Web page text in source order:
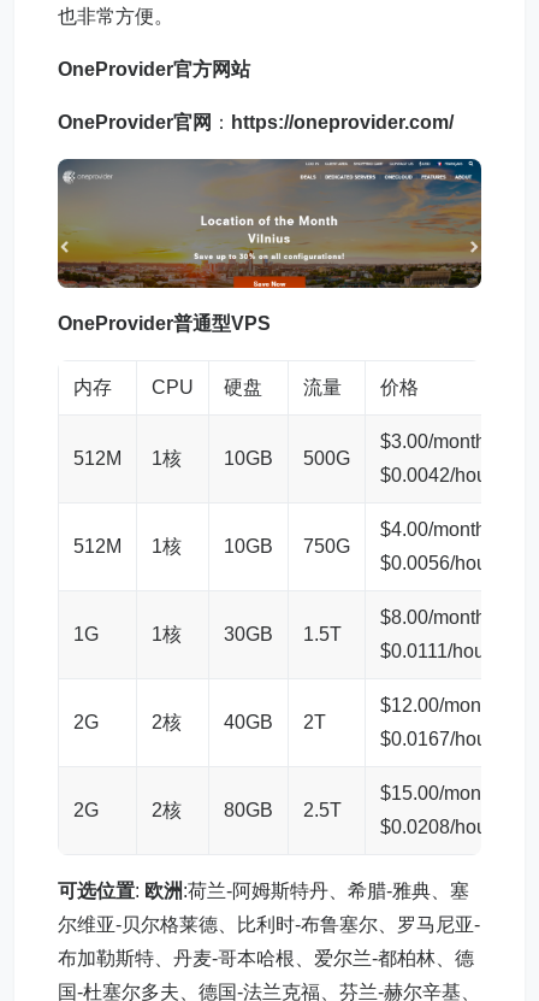
也非常方便。
OneProvider官方网站
OneProvider官网 ： https://oneprovider.com/
OneProvider普通型VPS
内存 CPU 硬盘 流量 价格
512M 1核 10GB 500G
$3.00/month
$0.0042/hour
512M 1核 10GB 750G
$4.00/month
$0.0056/hour
1G 1核 30GB 1.5T
$8.00/month
$0.0111/hour
2G 2核 40GB 2T
$12.00/month
$0.0167/hour
2G 2核 80GB 2.5T
$15.00/month
$0.0208/hour
可选位置: 欧洲:荷兰-阿姆斯特丹、希腊-雅典、塞
尔维亚-贝尔格莱德、比利时-布鲁塞尔、罗马尼亚-
布加勒斯特、丹麦-哥本哈根、爱尔兰-都柏林、德
国-杜塞尔多夫、德国-法兰克福、芬兰-赫尔辛基、